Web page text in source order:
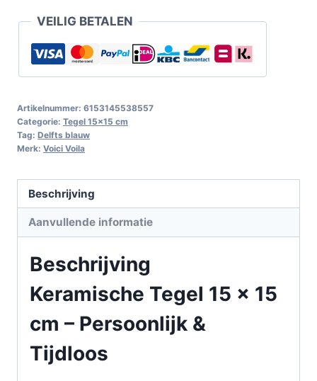
VEILIG BETALEN
Artikelnummer: 6153145538557
Categorie: Tegel 15x15 cm
Tag: Delfts blauw
Merk: Voici Voila
Beschrijving
Aanvullende informatie
Beschrijving
Keramische Tegel 15 x 15
cm – Persoonlijk &
Tijdloos